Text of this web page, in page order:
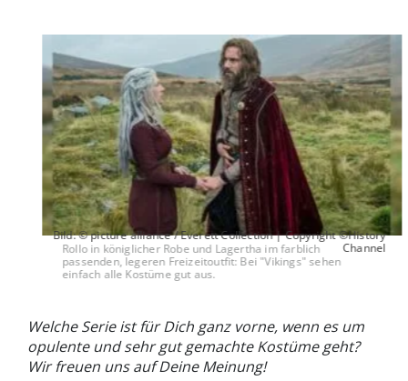
Rollo in königlicher Robe und Lagertha im farblich
passenden, legeren Freizeitoutfit: Bei "Vikings" sehen
einfach alle Kostüme gut aus.
Bild: © picture alliance / Everett Collection | Copyright ©History
Channel
Welche Serie ist für Dich ganz vorne, wenn es um
opulente und sehr gut gemachte Kostüme geht?
Wir freuen uns auf Deine Meinung!